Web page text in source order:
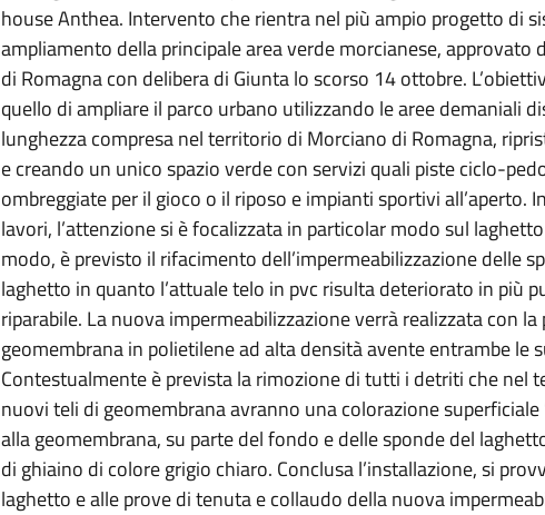
house Anthea. Intervento che rientra nel più ampio progetto di
ampliamento della principale area verde morcianese, approvato
di Romagna con delibera di Giunta lo scorso 14 ottobre.
quello di ampliare il parco urbano utilizzando le aree demaniali
lunghezza compresa nel territorio di Morciano di Romagna,
e creando un unico spazio verde con servizi quali piste ciclo-
ombreggiate per il gioco o il riposo e impianti sportivi all’aperto.
lavori, l’attenzione si è focalizzata in particolar modo sul
modo, è previsto il rifacimento dell’impermeabilizzazione delle
laghetto in quanto l’attuale telo in pvc risulta deteriorato in più
riparabile. La nuova impermeabilizzazione verrà realizzata con
geomembrana in polietilene ad alta densità avente entrambe le
Contestualmente è prevista la rimozione di tutti i detriti che nel
nuovi teli di geomembrana avranno una colorazione superficiale
alla geomembrana, su parte del fondo e delle sponde del
di ghiaino di colore grigio chiaro. Conclusa l’installazione, si
laghetto e alle prove di tenuta e collaudo della nuova